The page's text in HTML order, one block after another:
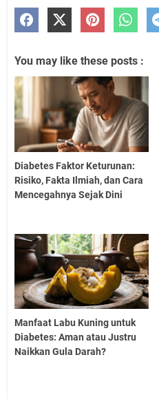
You may like these posts :
Diabetes Faktor Keturunan:
Risiko, Fakta Ilmiah, dan Cara
Mencegahnya Sejak Dini
Manfaat Labu Kuning untuk
Diabetes: Aman atau Justru
Naikkan Gula Darah?